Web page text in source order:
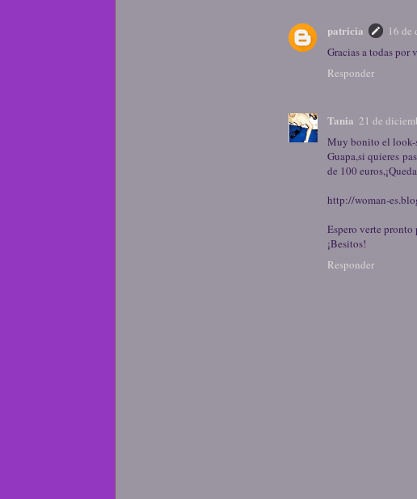
patricia
16 de
Gracias a todas por
Responder
Tania 21 de
Muy bonito el look-
Guapa,si quieres
de 100
http://woman-
Espero verte
¡Besitos!
Responder